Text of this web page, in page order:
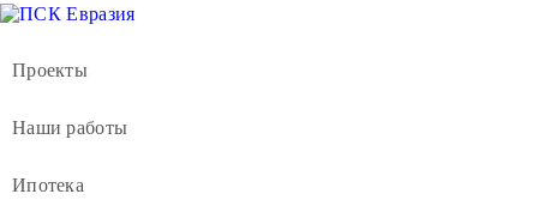
Проекты
Наши работы
Ипотека